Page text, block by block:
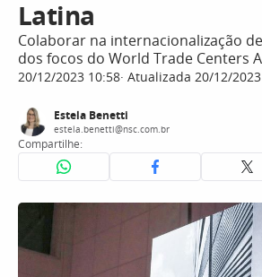
Latina
Colaborar na internacionalização
dos focos do World Trade Centers
20/12/2023 10:58 Atualizada 20/12/
Estela Benetti
estela.benetti@nsc.com.br
Compartilhe: